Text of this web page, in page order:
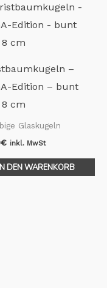
–
Edition – bunt
cm
Glaskugeln
€ inkl. MwSt
DEN WARENKORB